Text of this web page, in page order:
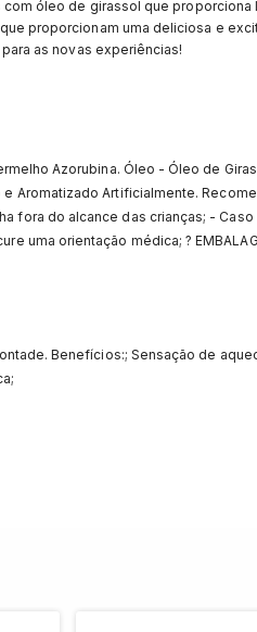
óleo de girassol que
proporcionam uma deliciosa e
as novas experiências!
Azorubina. Óleo - Óleo de
Aromatizado Artificialmente.
fora do alcance das crianças; - Caso
orientação médica; ?
Benefícios:; Sensação de